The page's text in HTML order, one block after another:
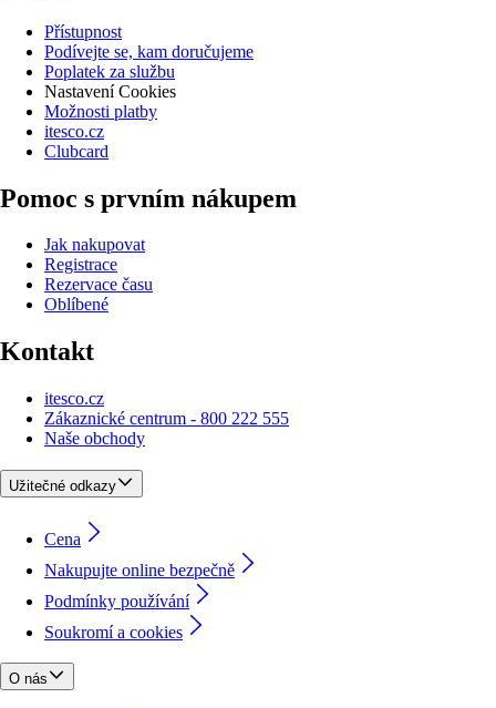
Přístupnost
Podívejte se, kam doručujeme
Poplatek za službu
Nastavení Cookies
Možnosti platby
itesco.cz
Clubcard
Pomoc s prvním nákupem
Jak nakupovat
Registrace
Rezervace času
Oblíbené
Kontakt
itesco.cz
Zákaznické centrum - 800 222 555
Naše obchody
Užitečné odkazy
Cena
Nakupujte online bezpečně
Podmínky používání
Soukromí a cookies
O nás